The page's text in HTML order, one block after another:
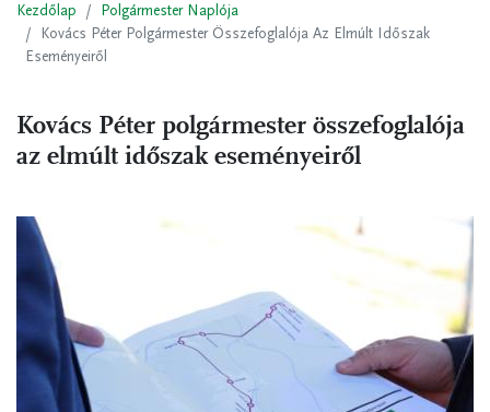
Kezdőlap
Polgármester Naplója
Kovács Péter Polgármester Összefoglalója Az Elmúlt Időszak
Eseményeiről
Kovács Péter polgármester összefoglalója
az elmúlt időszak eseményeiről